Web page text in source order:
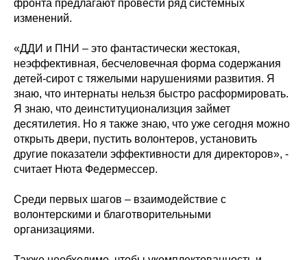
фронта предлагают провести ряд системных
изменений.
«ДДИ и ПНИ – это фантастически жестокая,
неэффективная, бесчеловечная форма содержания
детей-сирот с тяжелыми нарушениями развития. Я
знаю, что интернаты нельзя быстро расформировать.
Я знаю, что деинституционализция займет
десятилетия. Но я также знаю, что уже сегодня можно
открыть двери, пустить волонтеров, установить
другие показатели эффективности для директоров», -
считает Нюта Федермессер.
Среди первых шагов – взаимодействие с
волонтерскими и благотворительными
организациями.